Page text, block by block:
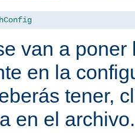
van a poner
en la
tener,
en el archivo.